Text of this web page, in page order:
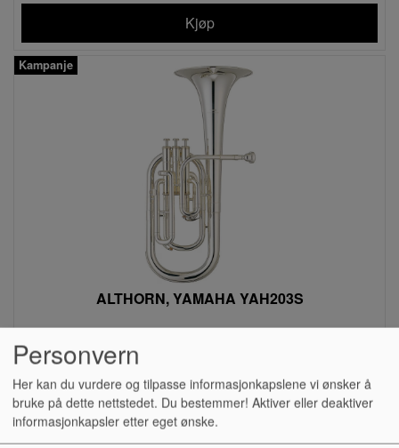
Kjøp
Kampanje
ALTHORN, YAMAHA YAH203S
Kr 22 118,0029 490,00
Kjøp
Personvern
Her kan du vurdere og tilpasse informasjonkapslene vi ønsker å
bruke på dette nettstedet. Du bestemmer! Aktiver eller deaktiver
informasjonkapsler etter eget ønske.